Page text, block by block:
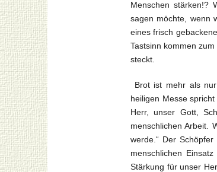
Menschen stärken!?
sagen möchte, wenn
eines frisch
Tastsinn kommen
steckt.
Brot ist mehr als
heiligen Messe
Herr, unser Gott,
menschlichen Arbeit.
werde.“ Der
menschlichen
Stärkung für unser